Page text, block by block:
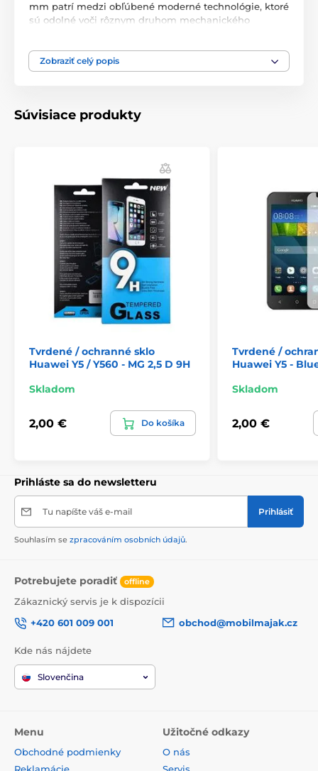
mm patrí medzi obľúbené moderné technológie, ktoré
sú odolné voči rôznym druhom mechanického
nárazom a mechanickému poškodeniu.
prípadnému odlupovaniu alebo usadzovaniu prachu.
Súčasťou balenia je príslušenstvo na jednoduchú
aplikáciu.
Zobraziť celý popis
Súvisiace produkty
Tvrdené / ochranné sklo
Huawei Y5 / Y560 - MG 2,5 D 9H
Skladom
2,00 € Do košíka
Tvrdené /
Huawei Y5 -
Skladom
2,00 €
Prihláste sa do newsletteru
Tu napíšte váš e-mail Prihlásiť
Souhlasím se zpracováním osobních údajů.
Potrebujete poradiť offline
Zákaznický servis je k dispozícii
+420 601 009 001
obchod@mobilmajak.cz
Kde nás nájdete
Slovenčina
Menu
Obchodné podmienky
Užitočné odkazy
O nás